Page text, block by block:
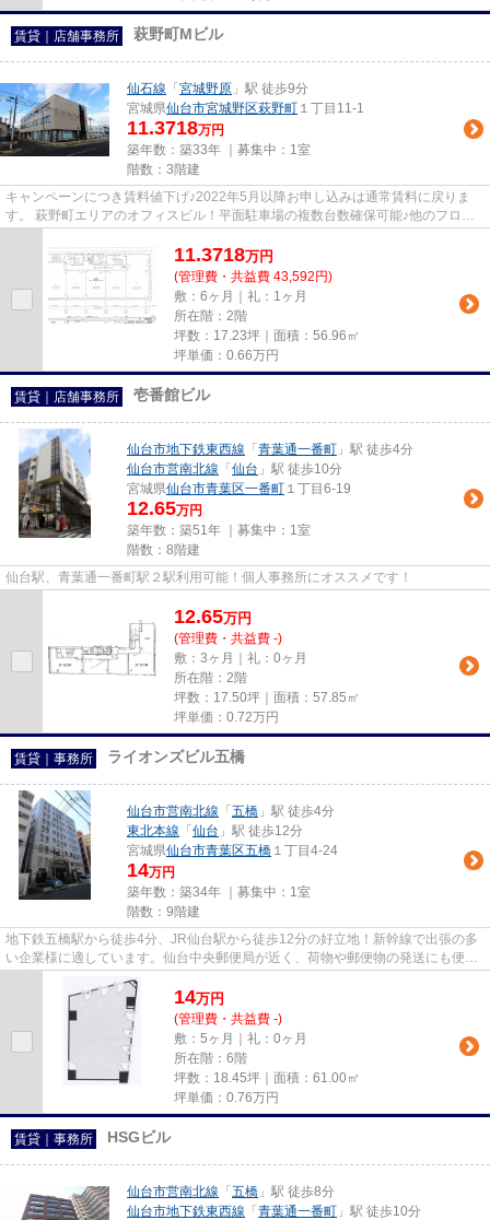
賃貸｜店舗事務所 萩野町Mビル
仙石線 「 宮城野原 」駅 徒歩9分
宮城県仙台市宮城野区萩野町 １丁目11-1
11.3718万円
築年数：築33年 ｜募集中： 1室
階数：3階建
キャンペーンにつき賃料値下げ♪2022年5月以降お申し込みは通常賃料に戻りま
す。 萩野町エリアのオフィスビル！平面駐車場の複数台数確保可能♪他のフロア
11.3718万円
(管理費・共益費 43,592円)
敷：6ヶ月｜礼：1ヶ月
所在階：2階
坪数：17.23坪｜面積：56.96㎡
坪単価： 0.66万円
賃貸｜店舗事務所 壱番館ビル
仙台市地下鉄東西線 「 青葉通一番町 」駅 徒歩4分
仙台市営南北線 「 仙台 」駅 徒歩10分
宮城県仙台市青葉区一番町 １丁目6-19
12.65万円
築年数：築51年 ｜募集中： 1室
階数：8階建
仙台駅、青葉通一番町駅２駅利用可能！個人事務所にオススメです！
12.65万円
(管理費・共益費 -)
敷：3ヶ月｜礼：0ヶ月
所在階：2階
坪数：17.50坪｜面積：57.85㎡
坪単価： 0.72万円
賃貸｜事務所 ライオンズビル五橋
仙台市営南北線 「 五橋 」駅 徒歩4分
東北本線 「 仙台 」駅 徒歩12分
宮城県仙台市青葉区五橋 １丁目4-24
14万円
築年数：築34年 ｜募集中： 1室
階数：9階建
地下鉄五橋駅から徒歩4分、JR仙台駅から徒歩12分の好立地！新幹線で出張の多
い企業様に適しています。仙台中央郵便局が近く、荷物や郵便物の発送にも便利♪
警察署も近く、分かりやすい...
14万円
(管理費・共益費 -)
敷：5ヶ月｜礼：0ヶ月
所在階：6階
坪数：18.45坪｜面積：61.00㎡
坪単価： 0.76万円
賃貸｜事務所 HSGビル
仙台市営南北線 「 五橋 」駅 徒歩8分
仙台市地下鉄東西線 「 青葉通一番町 」駅 徒歩10分